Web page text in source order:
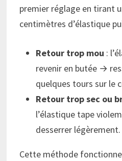
premier réglage en tirant
centimètres d’élastique
Retour trop mou :
revenir en butée →
quelques tours sur le
Retour trop sec ou
l’élastique tape
desserrer légèrement.
Cette méthode